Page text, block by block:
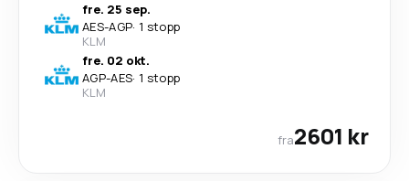
fre. 25 sep.
AES-AGP· 1 stopp
KLM
fre. 02 okt.
AGP-AES· 1 stopp
KLM
fra2601 kr